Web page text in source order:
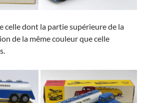
celle dont la partie supérieure de la
de la même couleur que celle